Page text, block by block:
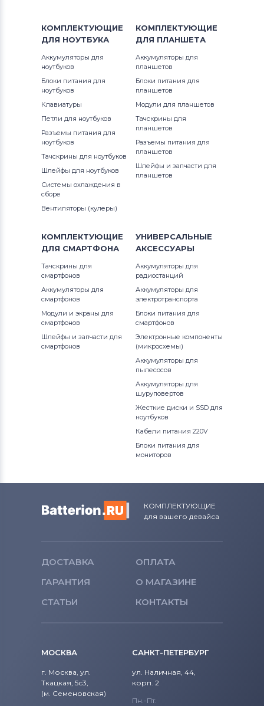
КОМПЛЕКТУЮЩИЕ
ДЛЯ НОУТБУКА
Аккумуляторы для
ноутбуков
Блоки питания для
ноутбуков
Клавиатуры
Петли для ноутбуков
Разъемы питания для
ноутбуков
Тачскрины для ноутбуков
Шлейфы для ноутбуков
Системы охлаждения в
сборе
Вентиляторы (кулеры)
КОМПЛЕКТУЮЩИЕ
ДЛЯ ПЛАНШЕТА
Аккумуляторы для
планшетов
Блоки питания для
планшетов
Модули для планшетов
Тачскрины для
планшетов
Разъемы питания для
планшетов
Шлейфы и запчасти для
планшетов
КОМПЛЕКТУЮЩИЕ
ДЛЯ СМАРТФОНА
Тачскрины для
смартфонов
Аккумуляторы для
смартфонов
Модули и экраны для
смартфонов
Шлейфы и запчасти для
смартфонов
УНИВЕРСАЛЬНЫЕ
АКСЕССУАРЫ
Аккумуляторы для
радиостанций
Аккумуляторы для
электротранспорта
Блоки питания для
смартфонов
Электронные компоненты
(микросхемы)
Аккумуляторы для
пылесосов
Аккумуляторы для
шуруповертов
Жесткие диски и SSD для
ноутбуков
Кабели питания 220V
Блоки питания для
мониторов
КОМПЛЕКТУЮЩИЕ
для вашего девайса
ДОСТАВКА
ОПЛАТА
ГАРАНТИЯ
О МАГАЗИНЕ
СТАТЬИ
КОНТАКТЫ
МОСКВА
г. Москва, ул.
Ткацкая, 5с3,
(м. Семеновская)
САНКТ-ПЕТЕРБУРГ
ул. Наличная, 44,
корп. 2
Пн.-Пт.